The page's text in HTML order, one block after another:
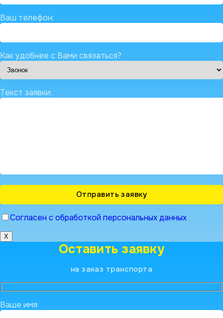
Ваш телефон:
Как удобнее с Вами связаться?
Текст заявки:
Согласен с обработкой персональных данных
X
Оставить заявку
на заказ транспорта
Ваше имя: